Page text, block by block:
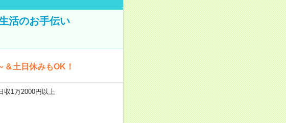
活のお手伝い
土日休みもOK！
1万2000円以上